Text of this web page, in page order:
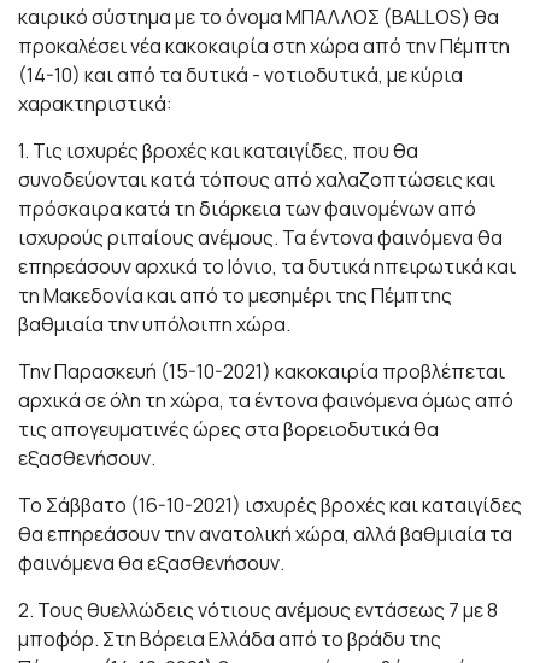
καιρικό σύστημα με το όνομα ΜΠΑΛΛΟΣ (BALLOS) θα
προκαλέσει νέα κακοκαιρία στη χώρα από την Πέμπτη
(14-10) και από τα δυτικά - νοτιοδυτικά, με κύρια
χαρακτηριστικά:
1. Τις ισχυρές βροχές και καταιγίδες, που θα
συνοδεύονται κατά τόπους από χαλαζοπτώσεις και
πρόσκαιρα κατά τη διάρκεια των φαινομένων από
ισχυρούς ριπαίους ανέμους. Τα έντονα φαινόμενα θα
επηρεάσουν αρχικά το Ιόνιο, τα δυτικά ηπειρωτικά και
τη Μακεδονία και από το μεσημέρι της Πέμπτης
βαθμιαία την υπόλοιπη χώρα.
Την Παρασκευή (15-10-2021) κακοκαιρία προβλέπεται
αρχικά σε όλη τη χώρα, τα έντονα φαινόμενα όμως από
τις απογευματινές ώρες στα βορειοδυτικά θα
εξασθενήσουν.
Το Σάββατο (16-10-2021) ισχυρές βροχές και καταιγίδες
θα επηρεάσουν την ανατολική χώρα, αλλά βαθμιαία τα
φαινόμενα θα εξασθενήσουν.
2. Τους θυελλώδεις νότιους ανέμους εντάσεως 7 με 8
μποφόρ. Στη Βόρεια Ελλάδα από το βράδυ της